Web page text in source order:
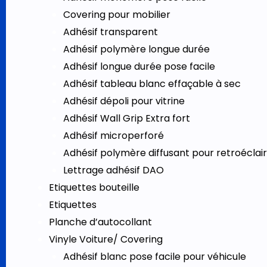
Covering pour mobilier
Adhésif transparent
Adhésif polymère longue durée
Adhésif longue durée pose facile
Adhésif tableau blanc effaçable à sec
Adhésif dépoli pour vitrine
Adhésif Wall Grip Extra fort
Adhésif microperforé
Adhésif polymère diffusant pour
Lettrage adhésif DAO
Etiquettes bouteille
Etiquettes
Planche d’autocollant
Vinyle Voiture/ Covering
Adhésif blanc pose facile pour véhicule